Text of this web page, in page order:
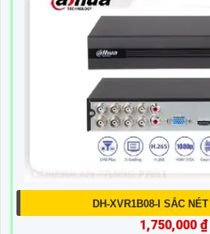
DH-XVR1B08-I SẮC
1,750,000 ₫